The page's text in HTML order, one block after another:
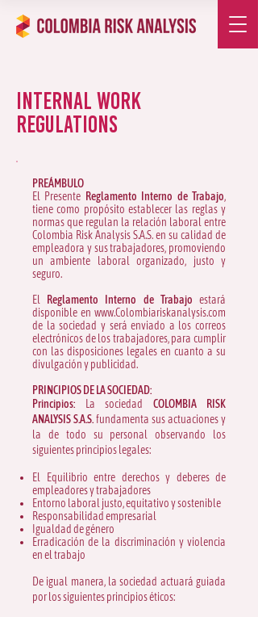
Internal Work
Regulations
PREÁMBULO
El Presente Reglamento Interno de Trabajo,
tiene como propósito establecer las reglas y
normas que regulan la relación laboral entre
Colombia Risk Analysis S.A.S. en su calidad de
empleadora y sus trabajadores, promoviendo
un ambiente laboral organizado, justo y
seguro.
El
Reglamento Interno de Trabajo estará
disponible en www.Colombiariskanalysis.com
de la sociedad y será enviado a los correos
electrónicos de los trabajadores, para cumplir
con las disposiciones legales en cuanto a su
divulgación y publicidad.
PRINCIPIOS DE LA SOCIEDAD:
Principios: La sociedad COLOMBIA RISK
ANALYSIS S.A.S.fundamenta sus actuaciones y
la de todo su personal observando los
siguientes principios legales:
El Equilibrio entre derechos y deberes de
empleadores y trabajadores
Entorno laboral justo, equitativo y sostenible
Responsabilidad empresarial
Igualdad de género
Erradicación de la discriminación y violencia
en el trabajo
De igual manera, la sociedad actuará guiada
por los siguientes principios éticos:​